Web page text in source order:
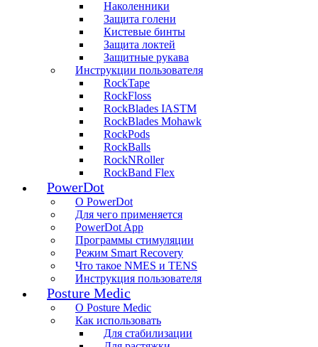
Наколенники
Защита голени
Кистевые бинты
Защита локтей
Защитные рукава
Инструкции пользователя
RockTape
RockFloss
RockBlades IASTM
RockBlades Mohawk
RockPods
RockBalls
RockNRoller
RockBand Flex
PowerDot
О PowerDot
Для чего применяется
PowerDot App
Программы стимуляции
Рeжим Smart Recovery
Что такое NMES и TENS
Инструкция пользователя
Posture Medic
О Posture Medic
Как использовать
Для стабилизации